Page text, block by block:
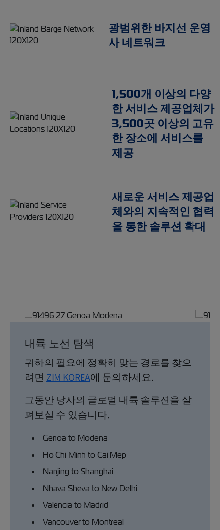
광범위한 바지선 운영
사 네트워크
1,500개 이상의 다양
한 서비스 제공업체가
3,500곳 이상의 고유
한 장소에 서비스를
제공
새로운 서비스 제공업
체와의 지속적인 협력
을 통한 솔루션 확대
내륙 노선 탐색
귀하의 필요에 정확히 맞는 경로를 찾으
려면 ZIM KOREA에 문의하세요.
그동안 당사의 글로벌 내륙 솔루션을 살
펴보실 수 있습니다.
Genoa to Modena
Ho Chi Minh to Cai Mep
Nanjing to Shanghai
Nhava Sheva to New Delhi
Valencia to Madrid
Vancouver to Montreal